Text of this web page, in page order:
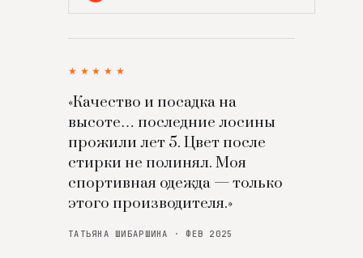
★★★★★
«Качество и посадка на
высоте… последние лосины
прожили лет 5. Цвет после
стирки не полинял. Моя
спортивная одежда — только
этого производителя.»
ТАТЬЯНА ШИБАРШИНА · ФЕВ 2025